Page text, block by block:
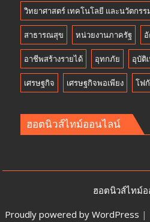
วิทยาศาสตร์ เทคโนโลยี และนวัตกรร
สาธารณสุข หน่วยงานภาครัฐ
อาชีพสร้างรายได้ อุทกภัย อุบัติ
เศรษฐกิจ เศรษฐกิจพอเพียง โฟ
ฮอตนิวส์ไทม์ออนไลน์
ฮอตนิวส์ไทม์
Proudly powered by WordPress |